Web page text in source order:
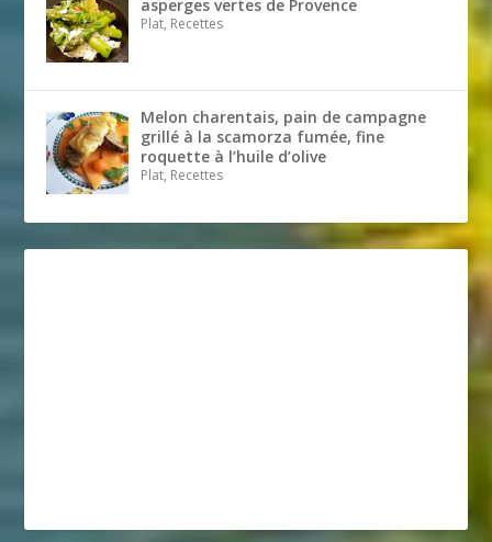
asperges vertes de Provence
Plat, Recettes
Melon charentais, pain de campagne
grillé à la scamorza fumée, fine
roquette à l’huile d’olive
Plat, Recettes